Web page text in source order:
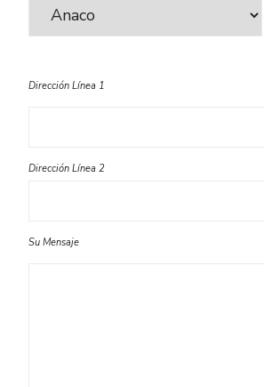
Dirección Línea 1
Dirección Línea 2
Su Mensaje